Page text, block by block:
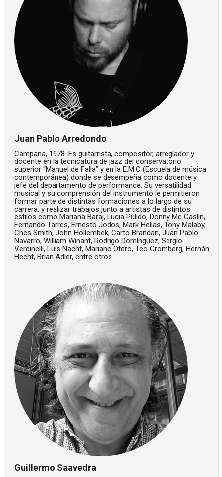
Juan Pablo Arredondo
Campana, 1978. Es guitarrista, compositor, arreglador y
docente en la tecnicatura de jazz del conservatorio
superior “Manuel de Falla” y en la E.M.C (Escuela de música
contemporánea) donde se desempeña como docente y
jefe del departamento de performance. Su versatilidad
musical y su comprensión del instrumento le permitieron
formar parte de distintas formaciones a lo largo de su
carrera, y realizar trabajos junto a artistas de distintos
estilos como Mariana Baraj, Lucia Pulido, Donny Mc Caslin,
Fernando Tarres, Ernesto Jodos, Mark Helias, Tony Malaby,
Ches Smith, John Hollembek, Carto Brandan, Juan Pablo
Navarro, William Winant, Rodrigo Domínguez, Sergio
Verdinelli, Luis Nacht, Mariano Otero, Teo Cromberg, Hernán
Hecht, Brian Adler, entre otros.
Guillermo Saavedra